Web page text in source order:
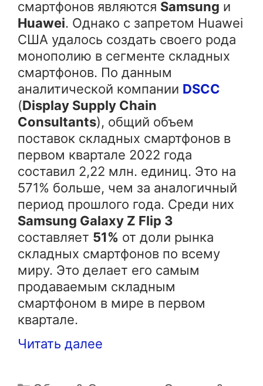
смартфонов являются Samsung и
Huawei. Однако с запретом Huawei
США удалось создать своего рода
монополию в сегменте складных
смартфонов. По данным
аналитической компании DSCC
(Display Supply Chain
Consultants), общий объем
поставок складных смартфонов в
первом квартале 2022 года
составил 2,22 млн. единиц. Это на
571% больше, чем за аналогичный
период прошлого года. Среди них
Samsung Galaxy Z Flip 3
составляет 51% от доли рынка
складных смартфонов по всему
миру. Это делает его самым
продаваемым складным
смартфоном в мире в первом
квартале.
Читать далее